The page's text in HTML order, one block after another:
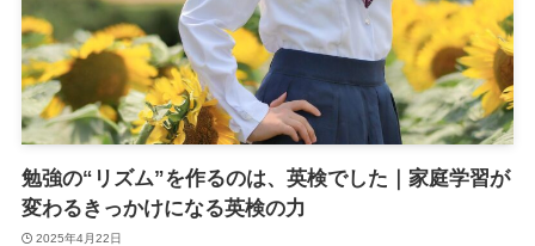
勉強の“リズム”を作るのは、英検でした｜家庭学習が
変わるきっかけになる英検の力
2025年4月22日